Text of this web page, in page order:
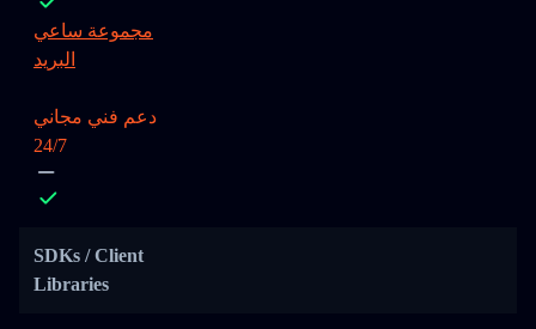
مجموعة ساعي
البريد
دعم فني مجاني
24/7
SDKs / Client
Libraries